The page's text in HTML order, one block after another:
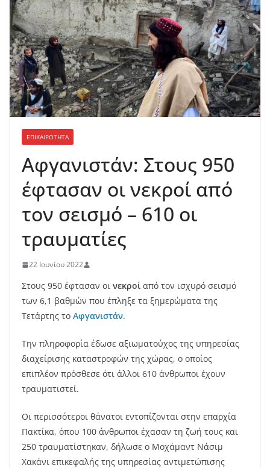
ΕΠΙΚΑΙΡΟΤΗΤΑ
Αφγανιστάν: Στους 950
έφτασαν οι νεκροί από
τον σεισμό – 610 οι
τραυματίες
22 Ιουνίου 2022
Στους 950 έφτασαν οι νεκροί από τον ισχυρό σεισμό
των 6,1 βαθμών που έπληξε τα ξημερώματα της
Τετάρτης το Αφγανιστάν.
Την πληροφορία έδωσε αξιωματούχος της υπηρεσίας
διαχείρισης καταστροφών της χώρας, ο οποίος
επιπλέον πρόσθεσε ότι άλλοι 610 άνθρωποι έχουν
τραυματιστεί.
Οι περισσότεροι θάνατοι εντοπίζονται στην επαρχία
Πακτίκα, όπου 100 άνθρωποι έχασαν τη ζωή τους και
250 τραυματίστηκαν, δήλωσε ο Μοχάμαντ Νάσιμ
Χακάνι επικεφαλής της υπηρεσίας αντιμετώπισης